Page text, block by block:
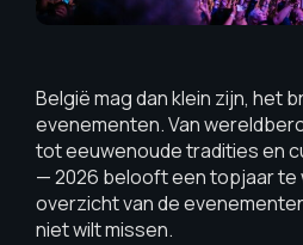
België mag dan klein zijn, het
evenementen. Van
tot eeuwenoude tradities en
— 2026 belooft een topjaar te
overzicht van de
niet wilt missen.